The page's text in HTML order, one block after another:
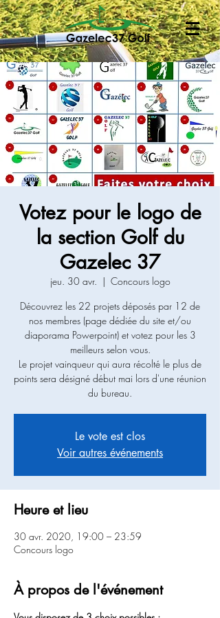
Votez pour le logo de
la section Golf du
Gazelec 37
jeu. 30 avr.
  |
Concours logo
Découvrez les 22 projets déposés par 12 de
nos membres (page dédiée du site et/ou
diaporama Powerpoint) et votez pour les 3
meilleurs selon vous.
Le projet vainqueur qui aura récolté le plus de
points sera désigné début mai lors d'une réunion
du bureau.
Le vote est clos
Voir autres événements
Heure et lieu
30 avr. 2020, 19:00 – 23:59
Concours logo
À propos de l'événement